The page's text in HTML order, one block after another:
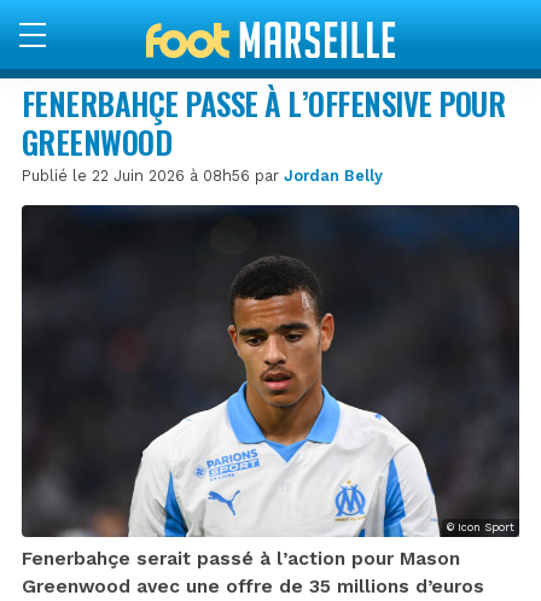
FENERBAHÇE PASSE À L’OFFENSIVE POUR
GREENWOOD
Publié le 22 Juin 2026 à 08h56 par Jordan Belly
© Icon Sport
Fenerbahçe serait passé à l’action pour Mason
Greenwood avec une offre de 35 millions d’euros